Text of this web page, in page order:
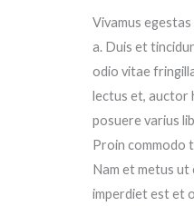
Vivamus
a. Duis et
odio vitae
lectus et, auctor
posuere varius
Proin commodo
Nam et metus
imperdiet est et